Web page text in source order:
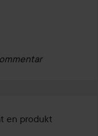
en produkt